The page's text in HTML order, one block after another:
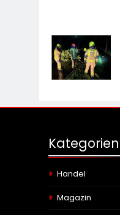
Kategorien
Handel
Magazin